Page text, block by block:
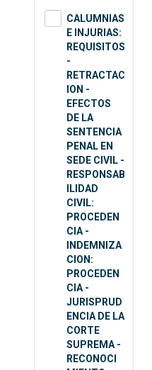
CALUMNIAS
E INJURIAS:
REQUISITOS
-
RETRACTAC
ION -
EFECTOS
DE LA
SENTENCIA
PENAL EN
SEDE CIVIL -
RESPONSAB
ILIDAD
CIVIL:
PROCEDEN
CIA -
INDEMNIZA
CION:
PROCEDEN
CIA -
JURISPRUD
ENCIA DE LA
CORTE
SUPREMA -
RECONOCI